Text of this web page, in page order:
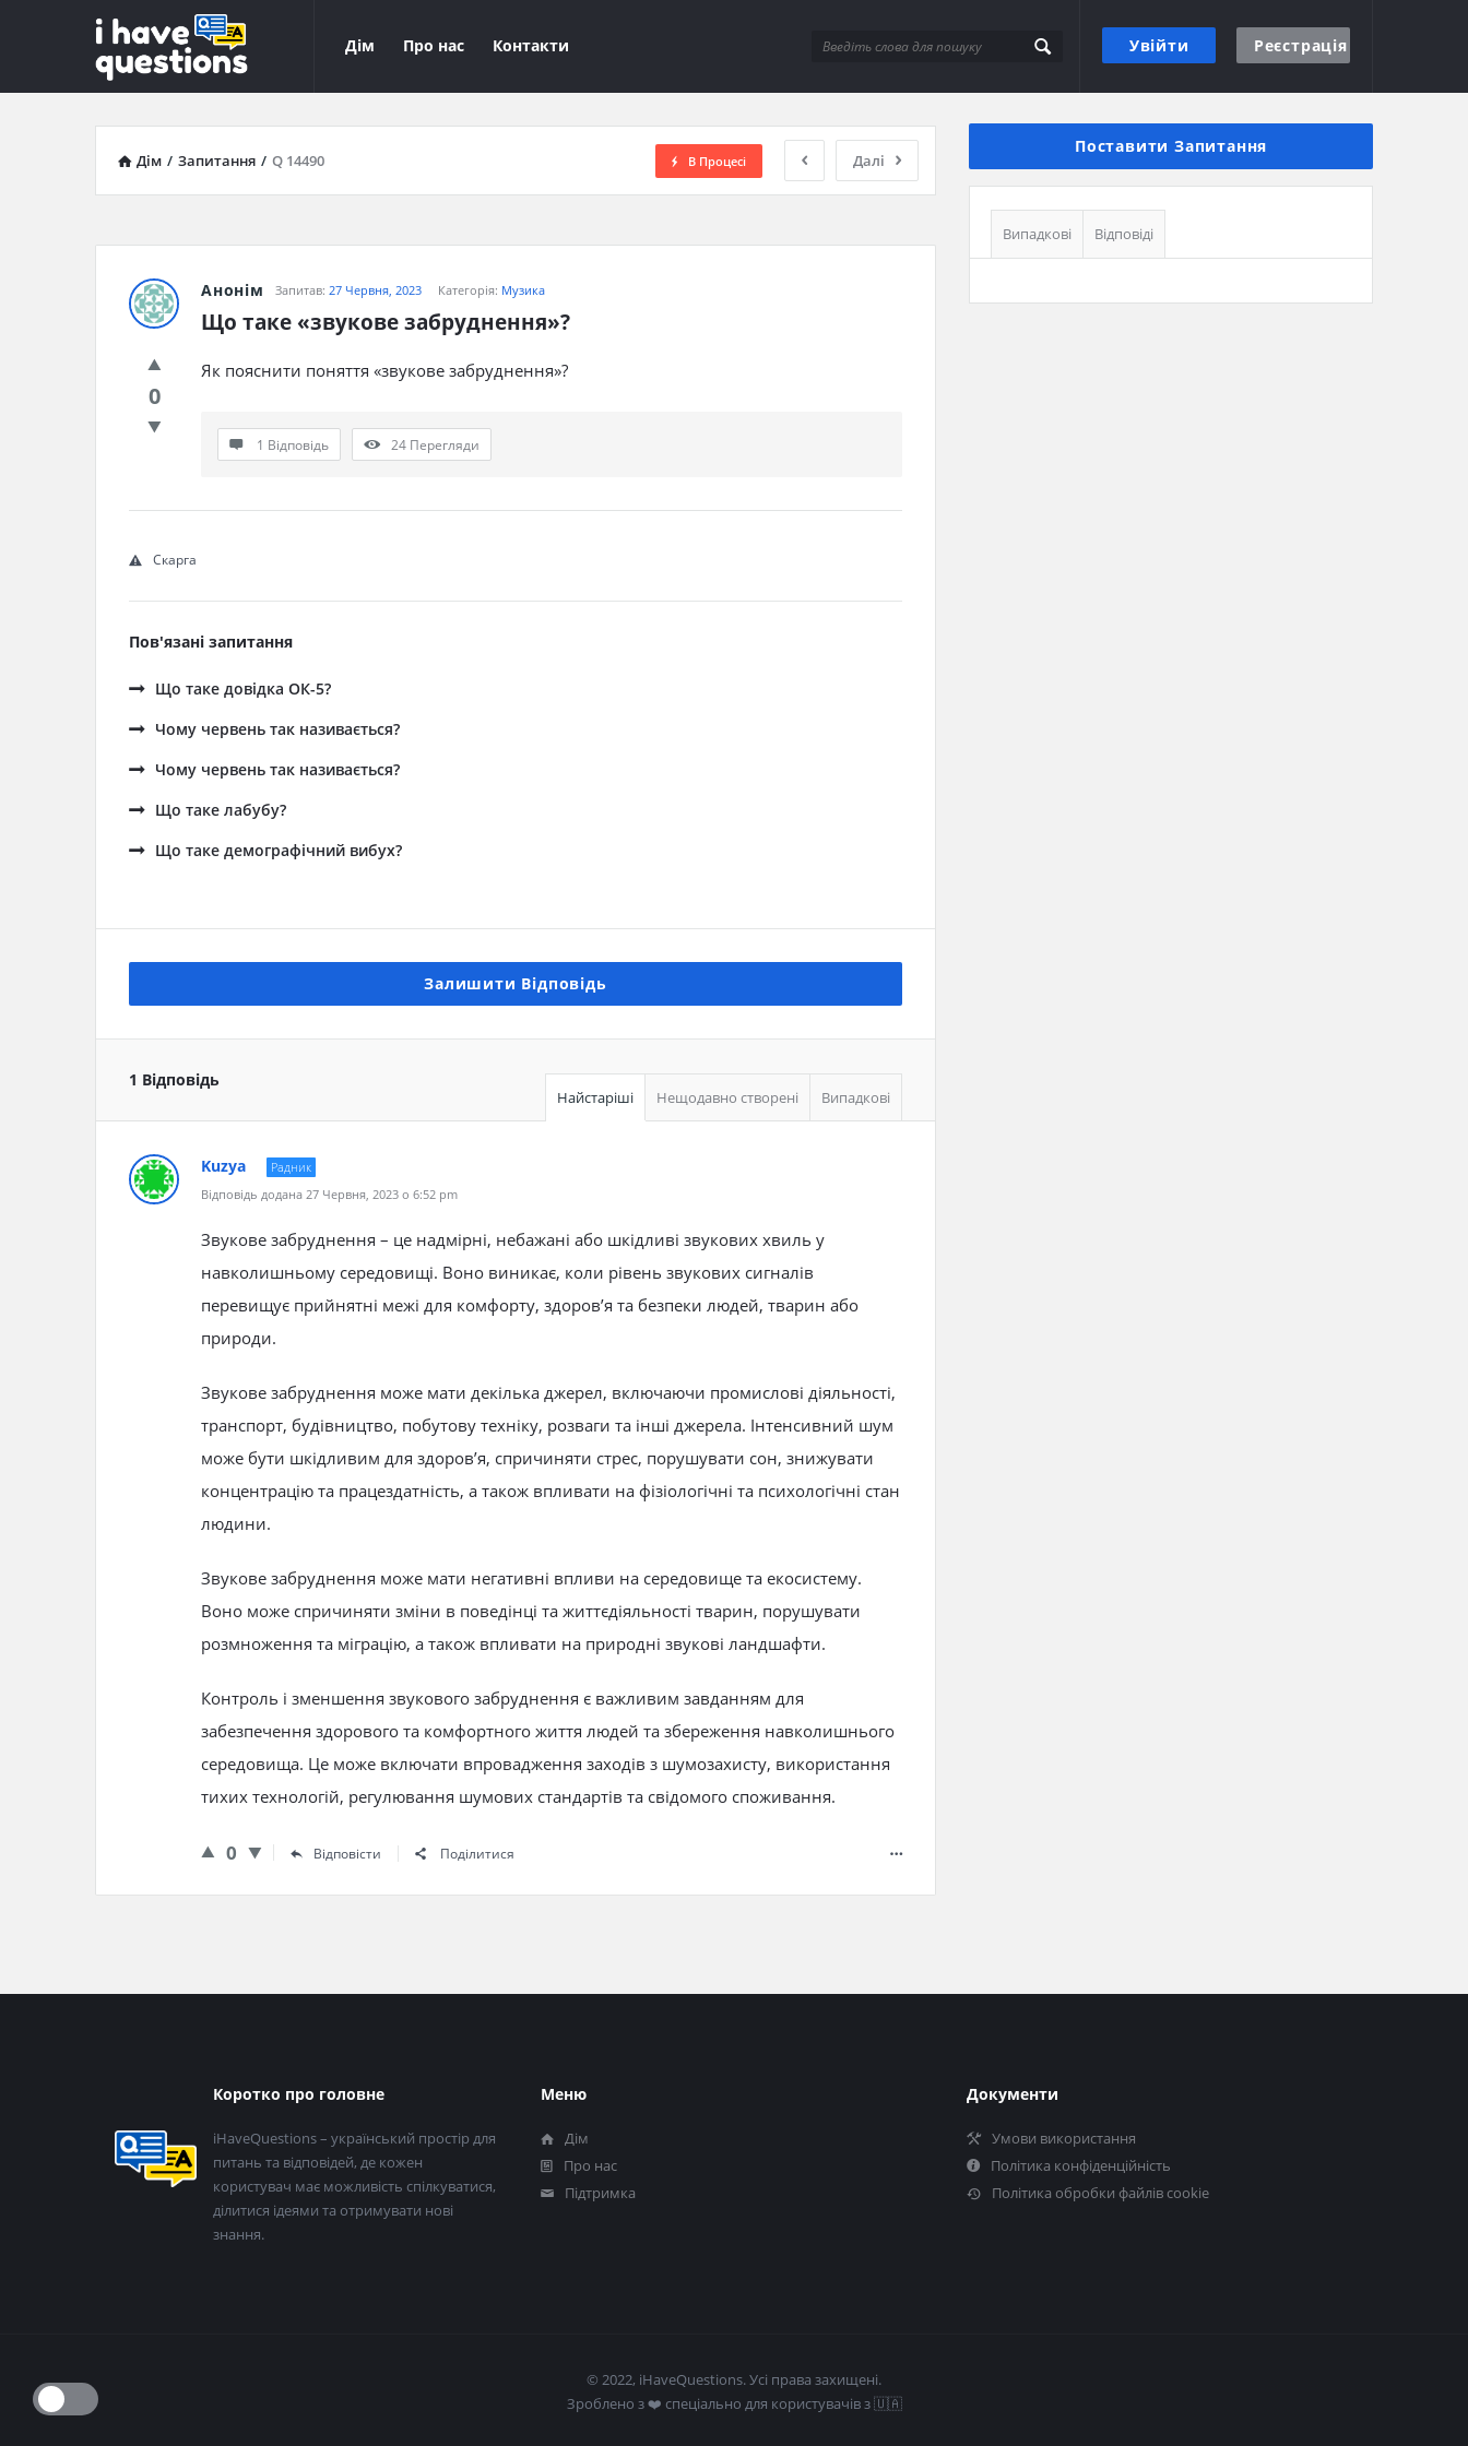
Увійти Реєстрація
iHaveQuestions
Навігація
Дім Про нас Контакти
Дім / Запитання / Q 14490 Далі
В Процесі
Анонім Запитав: 27 Червня, 2023 Категорія: Музика
Що таке «звукове забруднення»?
0
Як пояснити поняття «звукове забруднення»?
1 Відповідь 24 Перегляди
Скарга
Пов'язані запитання
Що таке довідка ОК-5?
Чому червень так називається?
Чому червень так називається?
Що таке лабубу?
Що таке демографічний вибух?
Залишити Відповідь
1 Відповідь
Найстаріші Нещодавно створені Випадкові
Kuzya
Радник
Відповідь додана 27 Червня, 2023 о 6:52 pm
Звукове забруднення – це надмірні, небажані або шкідливі звукових хвиль у
навколишньому середовищі. Воно виникає, коли рівень звукових сигналів
перевищує прийнятні межі для комфорту, здоров’я та безпеки людей, тварин або
природи.
Звукове забруднення може мати декілька джерел, включаючи промислові діяльності,
транспорт, будівництво, побутову техніку, розваги та інші джерела. Інтенсивний шум
може бути шкідливим для здоров’я, спричиняти стрес, порушувати сон, знижувати
концентрацію та працездатність, а також впливати на фізіологічні та психологічні стан
людини.
Звукове забруднення може мати негативні впливи на середовище та екосистему.
Воно може спричиняти зміни в поведінці та життєдіяльності тварин, порушувати
розмноження та міграцію, а також впливати на природні звукові ландшафти.
Контроль і зменшення звукового забруднення є важливим завданням для
забезпечення здорового та комфортного життя людей та збереження навколишнього
середовища. Це може включати впровадження заходів з шумозахисту, використання
тихих технологій, регулювання шумових стандартів та свідомого споживання.
0 Відповісти Поділитися
Поставити Запитання
Випадкові Відповіді
колонтитул
Коротко про головне
iHaveQuestions – український простір для
питань та відповідей, де кожен
користувач має можливість спілкуватися,
ділитися ідеями та отримувати нові
знання.
Меню
Дім
Про нас
Підтримка
Документи
Умови використання
Політика конфіденційність
Політика обробки файлів cookie
© 2022, iHaveQuestions. Усі права захищені.
Зроблено з ❤️​ спеціально для користувачів з 🇺🇦​